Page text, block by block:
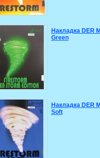
Накладка DER
Green
Накладка DER
Soft